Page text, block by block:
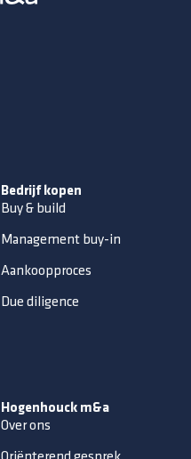
Bedrijf kopen
Buy & build
Management buy-in
Aankoopproces
Due diligence
Hogenhouck m&a
Over ons